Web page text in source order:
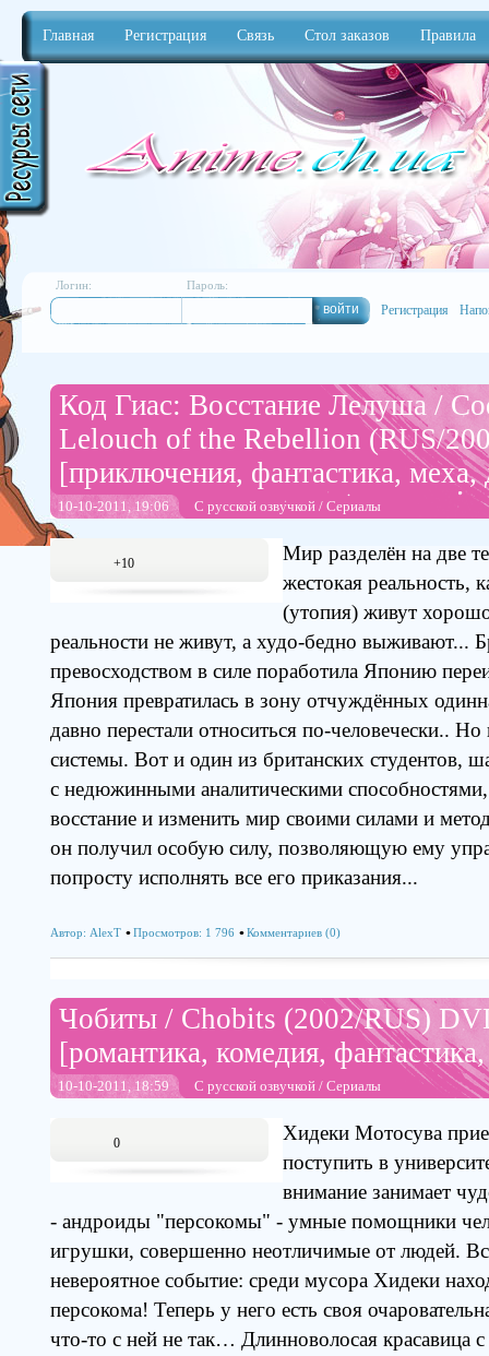
Главная Регистрация Связь Стол заказов Правила
Логин: Пароль:
Регистрация
Код Гиас: Восстание Лелуша /
Lelouch of the Rebellion (RUS/
[приключения, фантастика, меха,
10-10-2011, 19:06 С русской озвучкой / Сериалы
+10
Мир разделён на две
жестокая реальность,
(утопия) живут
реальности не живут, а худо-бедно выживают...
превосходством в силе поработила Японию
Япония превратилась в зону отчуждённых
давно перестали относиться по-человечески.. Но
системы. Вот и один из британских студентов,
с недюжинными аналитическими
восстание и изменить мир своими силами и
он получил особую силу, позволяющую ему
попросту исполнять все его приказания...
Автор: AlexT Просмотров: 1 796 Комментариев (0)
Чобиты / Chobits (2002/RUS)
[романтика, комедия,
10-10-2011, 18:59 С русской озвучкой / Сериалы
0
Хидеки Мотосува
поступить в
внимание занимает
- андроиды "персокомы" - умные помощники
игрушки, совершенно неотличимые от людей.
невероятное событие: среди мусора Хидеки
персокома! Теперь у него есть своя
что-то с ней не так… Длинноволосая красавица